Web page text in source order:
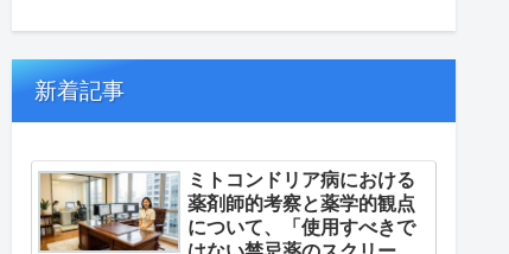
新着記事
ミトコンドリア病における
薬剤師的考察と薬学的観点
について、「使用すべきで